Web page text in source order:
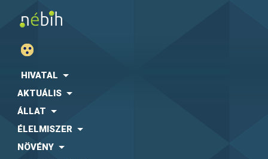
HIVATAL
AKTUÁLIS
ÁLLAT
ÉLELMISZER
NÖVÉNY